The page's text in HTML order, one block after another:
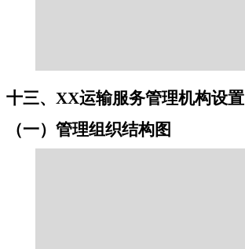
十三、XX运输服务管理机构设置
（一）管理组织结构图